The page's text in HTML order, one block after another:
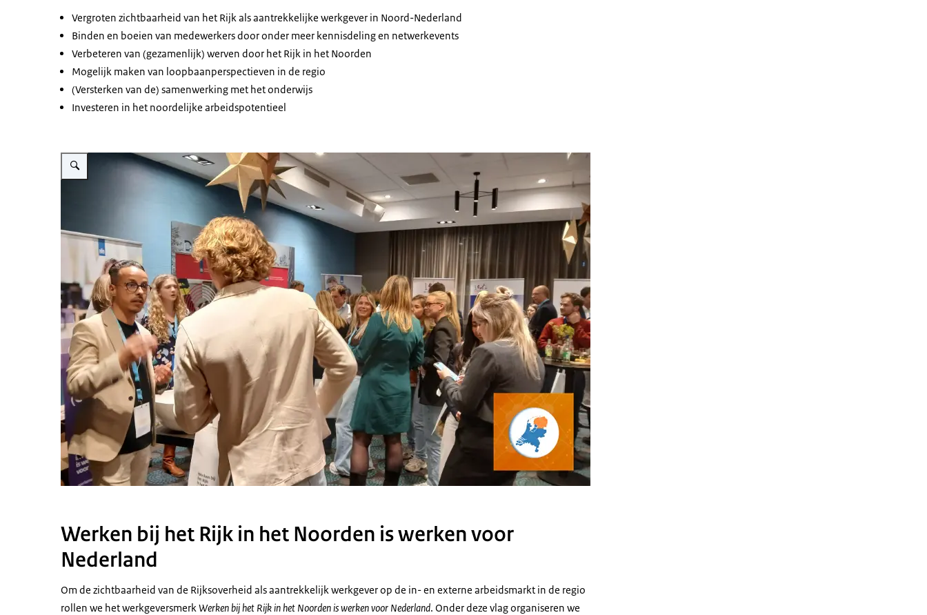
Vergroten zichtbaarheid van het Rijk als aantrekkelijke werkgever in Noord-Nederland
Binden en boeien van medewerkers door onder meer kennisdeling en netwerkevents
Verbeteren van (gezamenlijk) werven door het Rijk in het Noorden
Mogelijk maken van loopbaanperspectieven in de regio
(Versterken van de) samenwerking met het onderwijs
Investeren in het noordelijke arbeidspotentieel
Vergroot afbeelding Foto Rijk als werkgever
Werken bij het Rijk in het Noorden is werken voor
Nederland
Om de zichtbaarheid van de Rijksoverheid als aantrekkelijk werkgever op de in- en externe arbeidsmarkt in de regio
rollen we het werkgeversmerkWerken bij het Rijk in het Noorden is werken voor Nederland. Onder deze vlag organiseren we